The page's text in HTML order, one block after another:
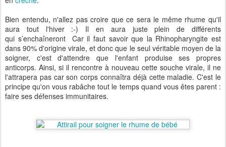
Bien entendu, n'allez pas croire que ce sera le même rhume qu'il
aura tout l'hiver :-) Il en aura juste plein de différents
qui s’enchaîneront Car il faut savoir que la Rhinopharyngite est
dans 90% d'origine virale, et donc que le seul véritable moyen de la
soigner, c'est d'attendre que l'enfant produise ses propres
anticorps. Ainsi, si il rencontre à nouveau cette souche virale, il ne
l'attrapera pas car son corps connaîtra déjà cette maladie. C'est le
principe qu'on vous rabâche tout le temps quand vous êtes parent :
faire ses défenses immunitaires.